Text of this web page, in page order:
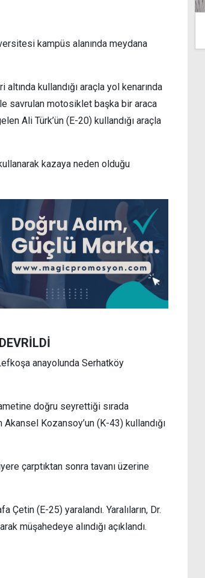
kampüs alanında meydana
kullandığı araçla yol kenarında
savrulan motosiklet başka bir araca
Ali Türk’ün (E-20) kullandığı araçla
kazaya neden olduğu
anayolunda Serhatköy
doğru seyrettiği sırada
Kozansoy’un (K-43) kullandığı
çarptıktan sonra tavanı üzerine
(E-25) yaralandı. Yaralıların, Dr.
müşahedeye alındığı açıklandı.